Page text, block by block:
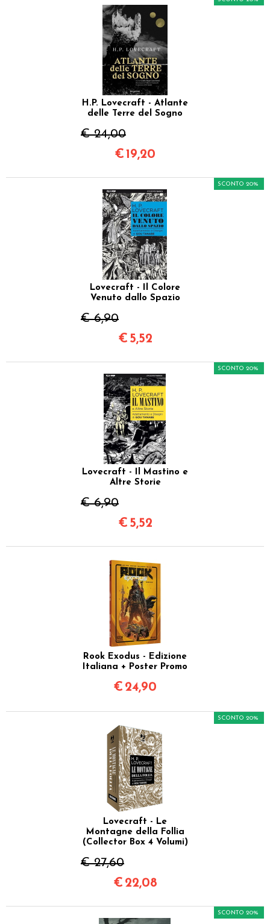
H.P. Lovecraft - Atlante
delle Terre del Sogno
€ 24,00
€ 19,20
Lovecraft - Il Colore
Venuto dallo Spazio
€ 6,90
SCONTO 20%
€ 5,52
Lovecraft - Il Mastino e
Altre Storie
€ 6,90
SCONTO 20%
€ 5,52
Rook Exodus - Edizione
Italiana + Poster Promo
€ 24,90
Lovecraft - Le
Montagne della Follia
(Collector Box 4 Volumi)
€ 27,60
SCONTO 20%
€ 22,08
SCONTO 20%